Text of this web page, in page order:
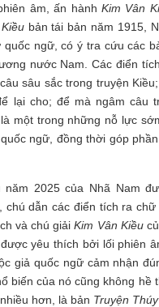
âm, ấn hành Kim Vân
bản tái bản năm 1915,
quốc ngữ, có ý tra cứu các
nước Nam. Các điển
sâu sắc trong truyện
lại cho; để mà ngâm câu
một trong những nỗ lực
ngữ, đồng thời góp
năm 2025 của Nhã Nam
chú dẫn các điển tích ra
và chú giảiKim Vân Kiều
yêu thích bởi lối phiên
giả quốc ngữ cảm nhận
biến của nó cũng không hề
hơn, là bản Truyện